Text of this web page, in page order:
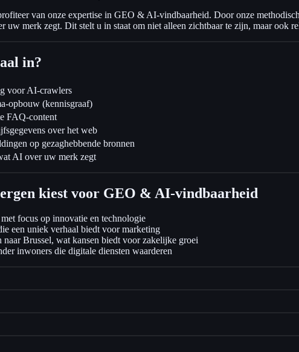
van onze expertise in GEO & AI-vindbaarheid. Door onze
uw merk zegt. Dit stelt u in staat om niet alleen zichtbaar te zijn, maar ook
in?
voor AI-crawlers
opbouw (kennisgraaf)
FAQ-content
over het web
op gezaghebbende bronnen
AI over uw merk zegt
kiest voor GEO & AI-vindbaarheid
focus op innovatie en technologie
een uniek verhaal biedt voor marketing
naar Brussel, wat kansen biedt voor zakelijke groei
inwoners die digitale diensten waarderen